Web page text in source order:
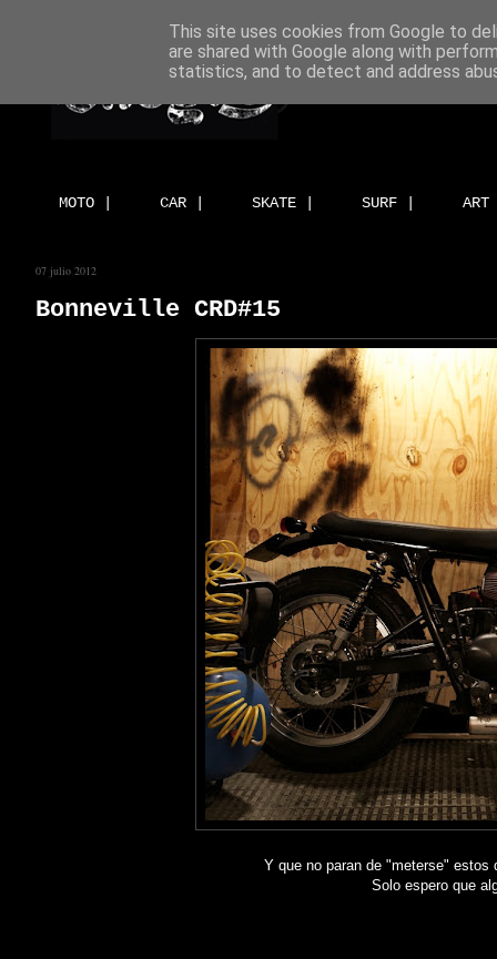
MOTO | CAR | SKATE | SURF |
07 julio 2012
Bonneville CRD#15
Y que no paran de "meterse" estos
Solo espero que
This site uses cookies from Google to
are shared with Google along with
statistics, and to detect and address